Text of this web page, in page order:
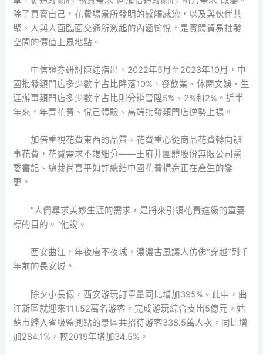
除了買賣自己，花費場景所發明的感觸感染，以及與伙伴共
聚、人與人面臨面交通所激起的內涵愉悅，是實體貿易批發
空間的價值上風地點。
中信證券研討陳述指出，2022年5月至2023年10月，中
國批發類門店多少數字占比降落10%，餐飲業、休閑文娛、生
涯辦事類門店多少數字占比則分辨晉陞5%、2%和2%。近半
年來，年青花費、悅己體驗、高端批發類門店逆勢上揚。
加倍重視花費東西的品質，花費重心從商品花費轉向辦
事花費，花費需求不竭細分——王府井團體股份無限公司黨
委書記、總裁尚喜平如許總結中國花費構造正在產生的變
更。
“人們尋求美妙生涯的需求，是將來引領花費進級的重要
標的目的。”他說。
西安曲江，年夜唐不夜城，濃濃古風讓人仿佛“穿越”到千
年前的長安城。
除夕小長假，西安游玩訂單量同比增加395%。此中，曲
江新區就迎來111.52萬名游客，完成游玩綜合支出5億元。姑
蘇市歸入省級監測點的景區共招待游客338.5萬人次，同比增
加284.1%，較2019年增加34.5%。